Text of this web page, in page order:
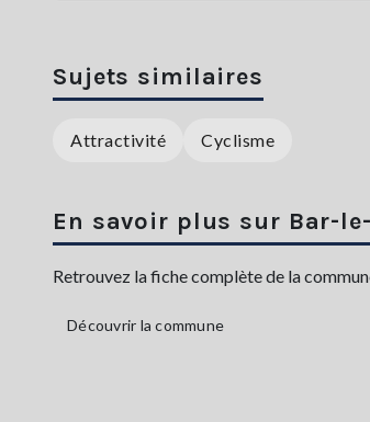
Sujets similaires
Attractivité Cyclisme
En savoir plus sur Bar-
Retrouvez la fiche complète de la
Découvrir la commune